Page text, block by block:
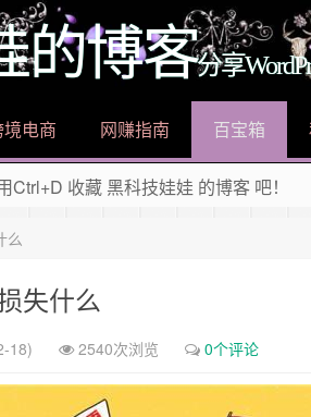
的博客分享
电商 网赚指南 百宝箱
收藏 黑科技娃娃 的博客 吧！
么
失什么
18) 2540次浏览 0个评论